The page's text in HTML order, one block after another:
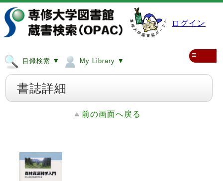
ログイン
目録検索 ▼ My Library ▼
≡
書誌詳細
前の画面へ戻る